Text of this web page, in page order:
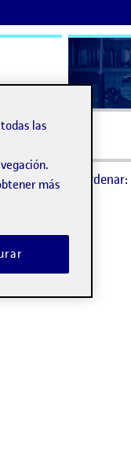
Ordenar:
las
más